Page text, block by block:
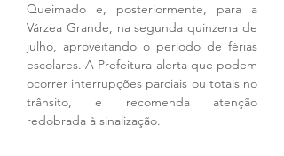
Queimado e, posteriormente, para a
Várzea Grande, na segunda quinzena de
julho, aproveitando o período de férias
escolares. A Prefeitura alerta que podem
ocorrer interrupções parciais ou totais no
trânsito, e recomenda atenção
redobrada à sinalização.